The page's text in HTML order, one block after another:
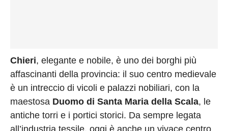
Chieri, elegante e nobile, è uno dei borghi più
affascinanti della provincia: il suo centro medievale
è un intreccio di vicoli e palazzi nobiliari, con la
maestosa Duomo di Santa Maria della Scala, le
antiche torri e i portici storici. Da sempre legata
all’industria tessile, oggi è anche un vivace centro